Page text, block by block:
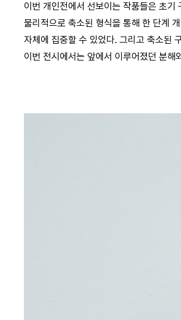
이번 개인전에서 선보이는 작품들은 초
물리적으로 축소된 형식을 통해 한 단계
자체에 집중할 수 있었다. 그리고 축소된
이번 전시에서는 앞에서 이루어졌던 분